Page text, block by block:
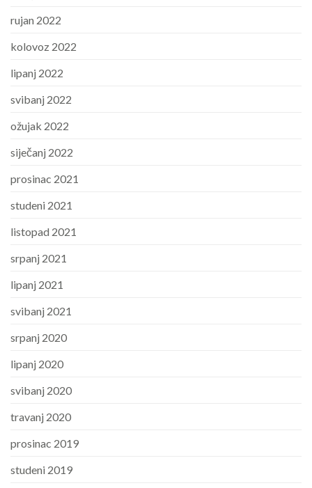
rujan 2022
kolovoz 2022
lipanj 2022
svibanj 2022
ožujak 2022
siječanj 2022
prosinac 2021
studeni 2021
listopad 2021
srpanj 2021
lipanj 2021
svibanj 2021
srpanj 2020
lipanj 2020
svibanj 2020
travanj 2020
prosinac 2019
studeni 2019